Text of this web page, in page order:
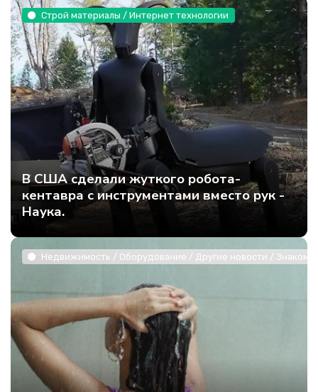
Строй материалы / Интернет технологии
В США сделали жуткого робота-
кентавра с инструментами вместо рук -
Наука.
Недвижимость / Оборудование / Другие новости /